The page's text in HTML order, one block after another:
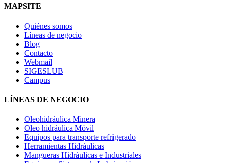
MAPSITE
Quiénes somos
Líneas de negocio
Blog
Contacto
Webmail
SIGESLUB
Campus
LÍNEAS DE NEGOCIO
Oleohidráulica Minera
Oleo hidráulica Móvil
Equipos para transporte refrigerado
Herramientas Hidráulicas
Mangueras Hidráulicas e Industriales